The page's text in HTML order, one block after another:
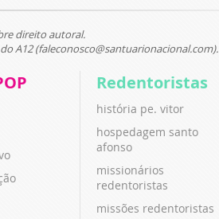
direito autoral.
A12 (faleconosco@santuarionacional.com).
Redentoristas
história pe. vitor
hospedagem santo
afonso
missionários
redentoristas
missões redentoristas